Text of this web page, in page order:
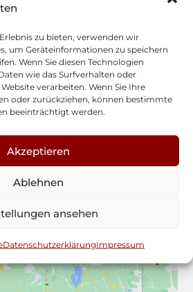
zu bieten, verwenden wir
um Geräteinformationen zu speichern
Wenn Sie diesen Technologien
wie das Surfverhalten oder
verarbeiten. Wenn Sie Ihre
oder zurückziehen, können bestimmte
beeinträchtigt werden.
Akzeptieren
Ablehnen
ansehen
DatenschutzerklärungImpressum
um Marketing Cookies zu
um Marketing Cookies zu